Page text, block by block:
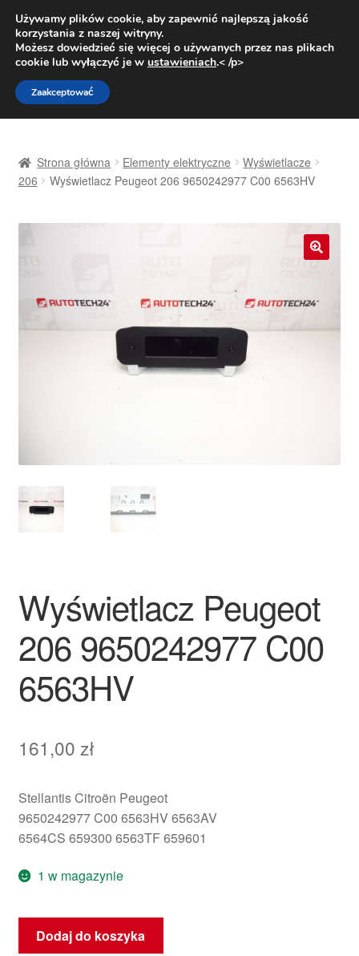
DOSTAWA od 31 zł
Pn.-pt. 9:00-16:00800 003 167
Przejdź
do
nawigacji
Przejdź
do
treści
Dostawa
Kontakt
Moje konto
Skarga
Zamówienia
Zasady i warunki
Strona główna Elementy elektryczne
Wyświetlacze
206
Wyświetlacz Peugeot 206 9650242977 C00 6563HV
Wyświetlacz Peugeot
206 9650242977 C00
6563HV
161,00 zł
Stellantis Citroën Peugeot
9650242977 C00 6563HV 6563AV
6564CS 659300 6563TF 659601
1 w magazynie
ilość
Wyświetlacz
Dodaj do koszyka
Używamy plików cookie, aby zapewnić najlepszą jakość
korzystania z naszej witryny.
Możesz dowiedzieć się więcej o używanych przez nas plikach
cookie lub wyłączyć je w ustawieniach.< /p>
Zaakceptować